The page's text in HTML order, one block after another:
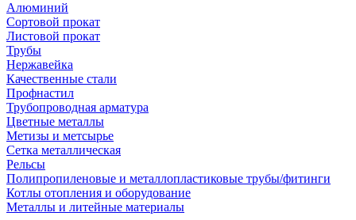
Алюминий
Сортовой прокат
Листовой прокат
Трубы
Нержавейка
Качественные стали
Профнастил
Трубопроводная арматура
Цветные металлы
Метизы и метсырье
Сетка металлическая
Рельсы
Полипропиленовые и металлопластиковые трубы/фитинги
Котлы отопления и оборудование
Металлы и литейные материалы